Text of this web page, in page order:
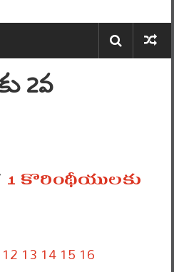
2వ
1 కొరింథీయులకు
12 13 1415 16